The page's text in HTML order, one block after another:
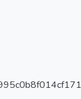
基本及專項體
在基本體能上
轉體垂直跳、
尺跑的七個變
on six
slaps,
50m dash
vertical jumps.
fitness through